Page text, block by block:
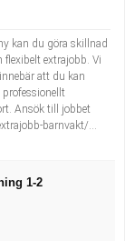
kan du göra skillnad
extrajobb. Vi
att du kan
Ansök till jobbet
barnvakt/...
1-2